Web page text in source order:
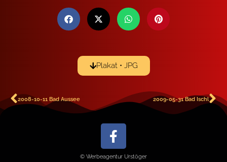
Plakat • JPG
2008-10-11 Bad Aussee 2009-05-31 Bad Ischl
© Werbeagentur Urstöger